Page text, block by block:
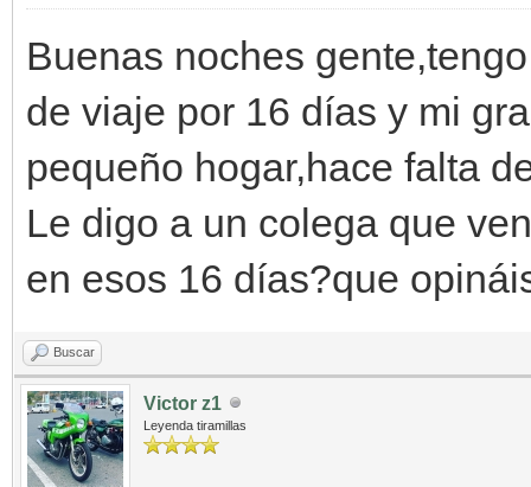
Buenas noches
de viaje por 16 días y mi
pequeño hogar,hace falta
Le digo a un colega que
en esos 16 días?que
Buscar
Victor z1
Leyenda tiramillas